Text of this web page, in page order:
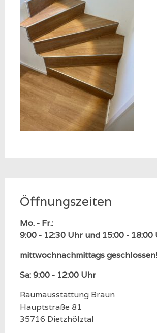
Öffnungszeiten
Mo. - Fr.:
9:00 - 12:30 Uhr und 15:00 - 18:00
mittwochnachmittags geschlossen!
Sa: 9:00 - 12:00 Uhr
Raumausstattung Braun
Hauptstraße 81
35716 Dietzhölztal